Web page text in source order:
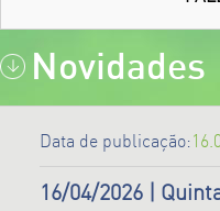
Novidades
Data de publicação:
16/04/2026 |